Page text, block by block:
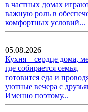
в частных домах
важную роль в
комфортных условий...
05.08.2026
Кухня – сердце дома,
где собирается семья,
готовится еда и
уютные вечера с
Именно поэтому...